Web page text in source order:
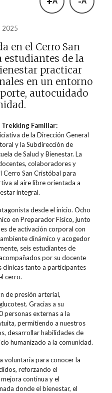
2025
en el Cerro San
de la
practicar
en un entorno
autocuidado
Trekking Familiar:
de la Dirección General
y la Subdirección de
de Salud y Bienestar. La
colaboradores y
Cerro San Cristóbal para
al aire libre orientada a
integral.
desde el inicio. Ocho
en Preparador Físico, junto
de activación corporal con
dinámico y acogedor
seis estudiantes de
por su docente
clínicas tanto a participantes
cerro.
de presión arterial,
. Gracias a su
personas externas a la
permitiendo a nuestros
desarrollar habilidades de
humanizado a la comunidad.
voluntaria para conocer la
reforzando el
continua y el
donde el bienestar, el